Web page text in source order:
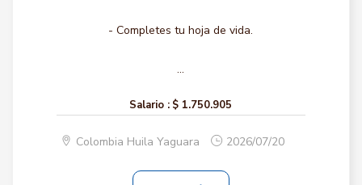
- Completes tu hoja de vida.
...
Salario : $ 1.750.905
Colombia Huila Yaguara 2026/07/20